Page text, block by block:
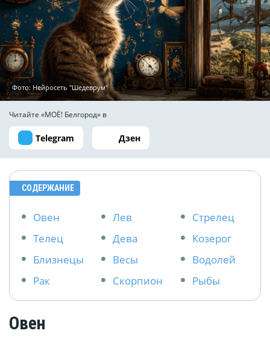
Фото: Нейросеть "Шедеврум"
Читайте «МОЁ! Белгород» в
Telegram Дзен
СОДЕРЖАНИЕ
Овен
Телец
Близнецы
Рак
Лев
Дева
Весы
Скорпион
Стрелец
Козерог
Водолей
Рыбы
Овен